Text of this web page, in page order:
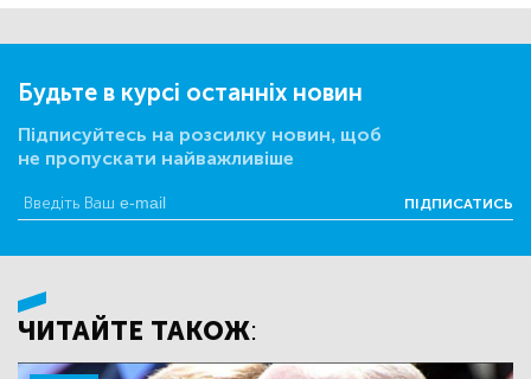
Будьте в курсі останніх новин
Підписуйтесь на розсилку новин, щоб
не пропускати найважливіше
ПІДПИСАТИСЬ
ЧИТАЙТЕ ТАКОЖ: